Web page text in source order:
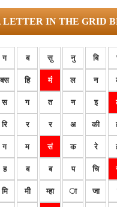
LETTER IN THE GRID
ग ब सु नु बि
बस हि मं ल न
स ग त न इ
रि र र अ की
ग म सं क रे
ह ब ब प चि
मि मी म्हा ा जा